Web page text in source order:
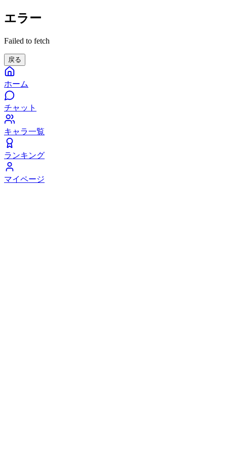
エラー
Failed to fetch
戻る
ホーム
チャット
キャラ一覧
ランキング
マイページ